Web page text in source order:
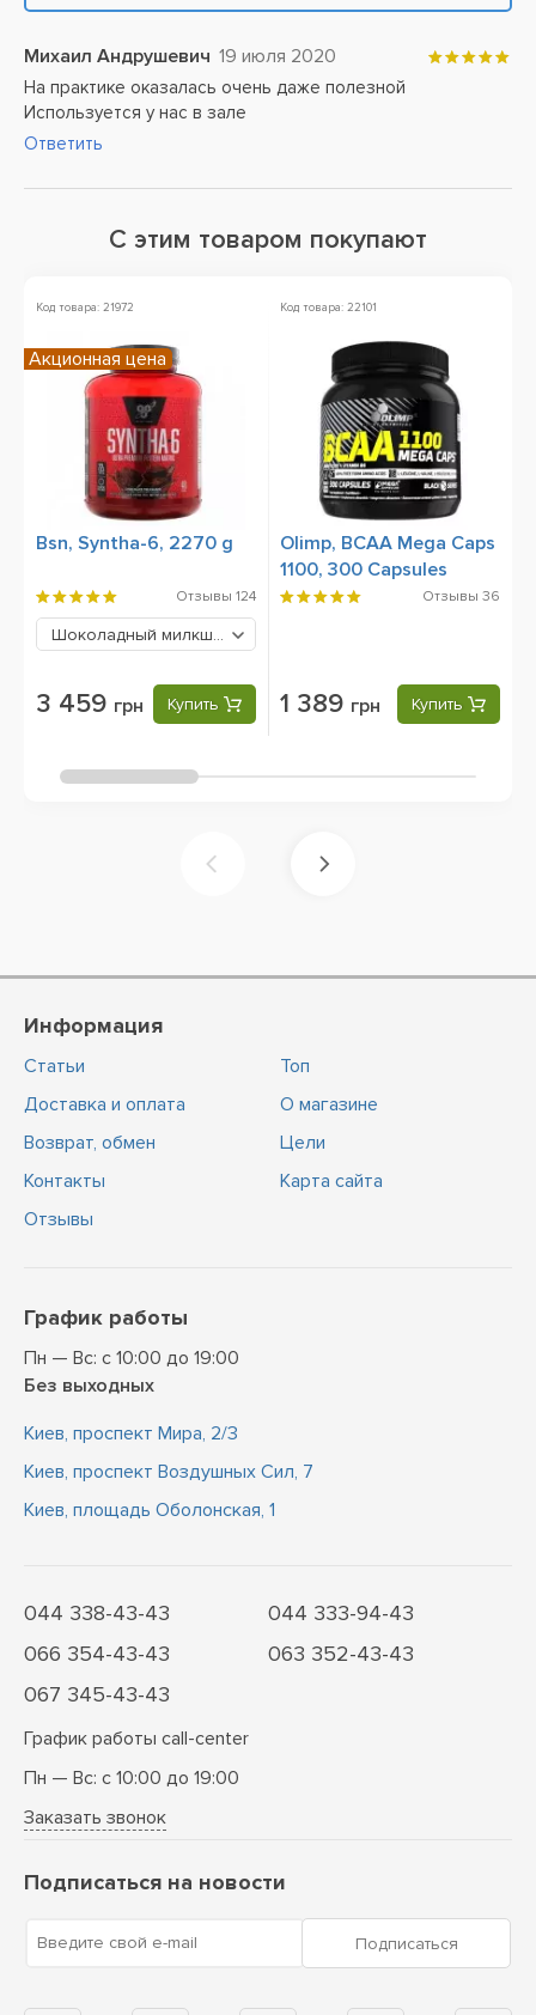
Михаил Андрушевич 19 июля 2020
На практике оказалась очень даже полезной
Используется у нас в зале
Ответить
С этим товаром покупают
Код товара: 21972
Bsn, Syntha-6, 2270 g
Отзывы 124
Шоколадный милкшейк
3 459 грн Купить
Акционная цена
Код товара: 22101
Olimp, BCAA Mega Caps
1100, 300 Capsules
Отзывы 36
1 389 грн Купить
Информация
Статьи
Доставка и оплата
Возврат, обмен
Контакты
Отзывы
Топ
О магазине
Цели
Карта сайта
График работы
Пн — Вс: с 10:00 до 19:00
Без выходных
Киев, проспект Мира, 2/3
Киев, проспект Воздушных Сил, 7
Киев, площадь Оболонская, 1
044 338-43-43
044 333-94-43
066 354-43-43
063 352-43-43
067 345-43-43
График работы call-center
Пн — Вс: с 10:00 до 19:00
Заказать звонок
Подписаться на новости
Введите свой e-mail Подписаться